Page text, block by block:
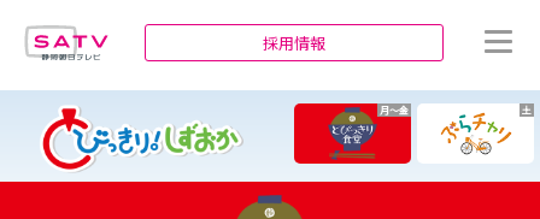
採用情報
月～金 土